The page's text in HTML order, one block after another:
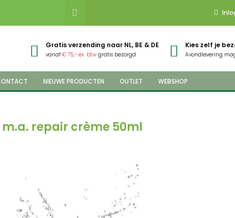
Gratis verzending naar NL, BE & DE
vanaf€ 75,- ex. btw gratis bezorgd
Kies zelf je
Avondlevering
NIEUWE PRODUCTEN OUTLET WEBSHOP
repair crème 50ml